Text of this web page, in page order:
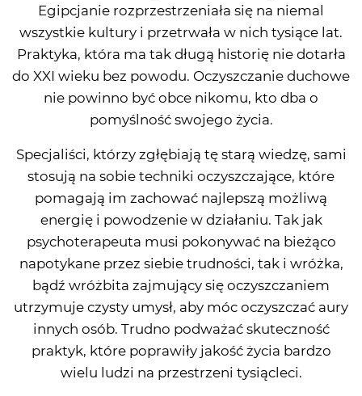
Egipcjanie rozprzestrzeniała się na niemal
wszystkie kultury i przetrwała w nich tysiące lat.
Praktyka, która ma tak długą historię nie dotarła
do XXI wieku bez powodu. Oczyszczanie duchowe
nie powinno być obce nikomu, kto dba o
pomyślność swojego życia.
Specjaliści, którzy zgłębiają tę starą wiedzę, sami
stosują na sobie techniki oczyszczające, które
pomagają im zachować najlepszą możliwą
energię i powodzenie w działaniu. Tak jak
psychoterapeuta musi pokonywać na bieżąco
napotykane przez siebie trudności, tak i wróżka,
bądź wróżbita zajmujący się oczyszczaniem
utrzymuje czysty umysł, aby móc oczyszczać aury
innych osób. Trudno podważać skuteczność
praktyk, które poprawiły jakość życia bardzo
wielu ludzi na przestrzeni tysiącleci.